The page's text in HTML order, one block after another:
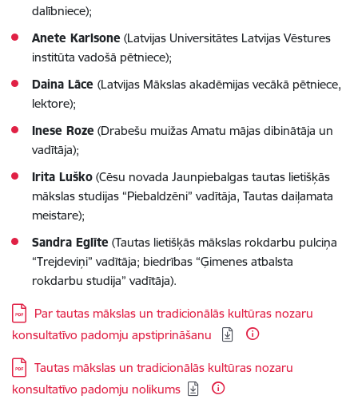
dalībniece);
Anete Karlsone (Latvijas Universitātes Latvijas Vēstures
institūta vadošā pētniece);
Daina Lāce (Latvijas Mākslas akadēmijas vecākā pētniece,
lektore);
Inese Roze (Drabešu muižas Amatu mājas dibinātāja un
vadītāja);
Irita Luško (Cēsu novada Jaunpiebalgas tautas lietišķās
mākslas studijas “Piebaldzēni” vadītāja, Tautas daiļamata
meistare);
Sandra Eglīte (Tautas lietišķās mākslas rokdarbu pulciņa
“Trejdeviņi” vadītāja; biedrības “Ģimenes atbalsta
rokdarbu studija” vadītāja).
Lejupielādēt:
Par tautas mākslas un tradicionālās kultūras nozaru
konsultatīvo padomju apstiprināšanu
Lejupielādēt:
Tautas mākslas un tradicionālās kultūras nozaru
konsultatīvo padomju nolikums